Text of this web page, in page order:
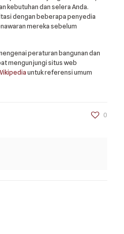
kebutuhan dan selera Anda.
dengan beberapa penyedia
mereka sebelum
peraturan bangunan dan
mengunjungi situs web
untuk referensi umum
0